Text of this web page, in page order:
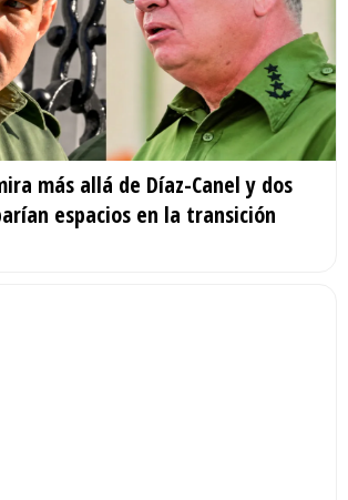
más allá de Díaz-Canel y dos
espacios en la transición